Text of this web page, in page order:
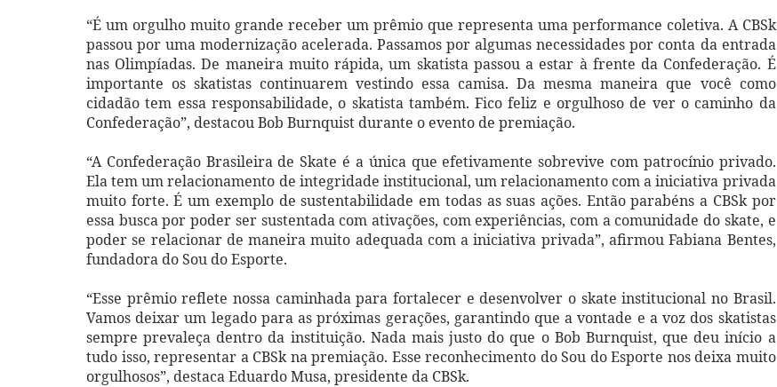
“É um orgulho muito grande receber um prêmio que representa uma performance coletiva. A CBSk
passou por uma modernização acelerada. Passamos por algumas necessidades por conta da entrada
nas Olimpíadas. De maneira muito rápida, um skatista passou a estar à frente da Confederação. É
importante os skatistas continuarem vestindo essa camisa. Da mesma maneira que você como
cidadão tem essa responsabilidade, o skatista também. Fico feliz e orgulhoso de ver o caminho da
Confederação”, destacou Bob Burnquist durante o evento de premiação.
“A Confederação Brasileira de Skate é a única que efetivamente sobrevive com patrocínio privado.
Ela tem um relacionamento de integridade institucional, um relacionamento com a iniciativa privada
muito forte. É um exemplo de sustentabilidade em todas as suas ações. Então parabéns a CBSk por
essa busca por poder ser sustentada com ativações, com experiências, com a comunidade do skate, e
poder se relacionar de maneira muito adequada com a iniciativa privada”, afirmou Fabiana Bentes,
fundadora do Sou do Esporte.
“Esse prêmio reflete nossa caminhada para fortalecer e desenvolver o skate institucional no Brasil.
Vamos deixar um legado para as próximas gerações, garantindo que a vontade e a voz dos skatistas
sempre prevaleça dentro da instituição. Nada mais justo do que o Bob Burnquist, que deu início a
tudo isso, representar a CBSk na premiação. Esse reconhecimento do Sou do Esporte nos deixa muito
orgulhosos”, destaca Eduardo Musa, presidente da CBSk.